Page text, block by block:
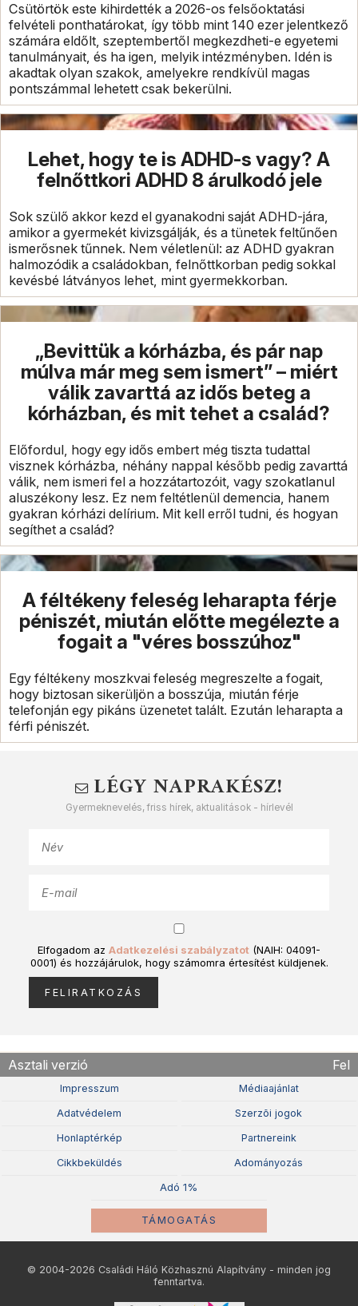
Csütörtök este kihirdették a 2026-os felsőoktatási
felvételi ponthatárokat, így több mint 140 ezer jelentkező
számára eldőlt, szeptembertől megkezdheti-e egyetemi
tanulmányait, és ha igen, melyik intézményben. Idén is
akadtak olyan szakok, amelyekre rendkívül magas
pontszámmal lehetett csak bekerülni.
Lehet, hogy te is ADHD-s vagy? A
felnőttkori ADHD 8 árulkodó jele
Sok szülő akkor kezd el gyanakodni saját ADHD-jára,
amikor a gyermekét kivizsgálják, és a tünetek feltűnően
ismerősnek tűnnek. Nem véletlenül: az ADHD gyakran
halmozódik a családokban, felnőttkorban pedig sokkal
kevésbé látványos lehet, mint gyermekkorban.
„Bevittük a kórházba, és pár nap
múlva már meg sem ismert” – miért
válik zavarttá az idős beteg a
kórházban, és mit tehet a család?
Előfordul, hogy egy idős embert még tiszta tudattal
visznek kórházba, néhány nappal később pedig zavarttá
válik, nem ismeri fel a hozzátartozóit, vagy szokatlanul
aluszékony lesz. Ez nem feltétlenül demencia, hanem
gyakran kórházi delírium. Mit kell erről tudni, és hogyan
segíthet a család?
A féltékeny feleség leharapta férje
péniszét, miután előtte megélezte a
fogait a "véres bosszúhoz"
Egy féltékeny moszkvai feleség megreszelte a fogait,
hogy biztosan sikerüljön a bosszúja, miután férje
telefonján egy pikáns üzenetet talált. Ezután leharapta a
férfi péniszét.
LÉGY NAPRAKÉSZ!
Gyermeknevelés, friss hírek, aktualitások - hírlevél
Elfogadom az Adatkezelési szabályzatot (NAIH: 04091-
0001) és hozzájárulok, hogy számomra értesítést küldjenek.
Asztali verzió Fel
Impresszum Médiaajánlat
Adatvédelem Szerzõi jogok
Honlaptérkép Partnereink
Cikkbeküldés Adományozás
Adó 1%
TÁMOGATÁS
© 2004-2026 Családi Háló Közhasznú Alapítvány - minden jog
fenntartva.